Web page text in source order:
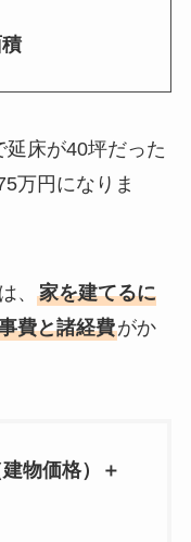
床が40坪だった
万円になりま
、 家を建てるに
費と諸経費がか
物価格）＋